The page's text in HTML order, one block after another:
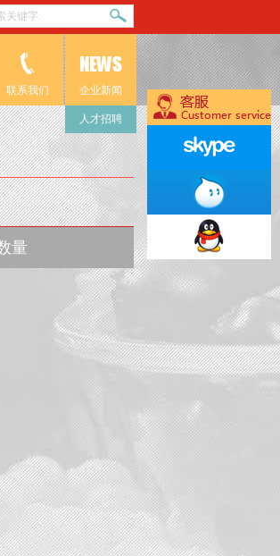
联系我们 企业新闻
人才招聘
量